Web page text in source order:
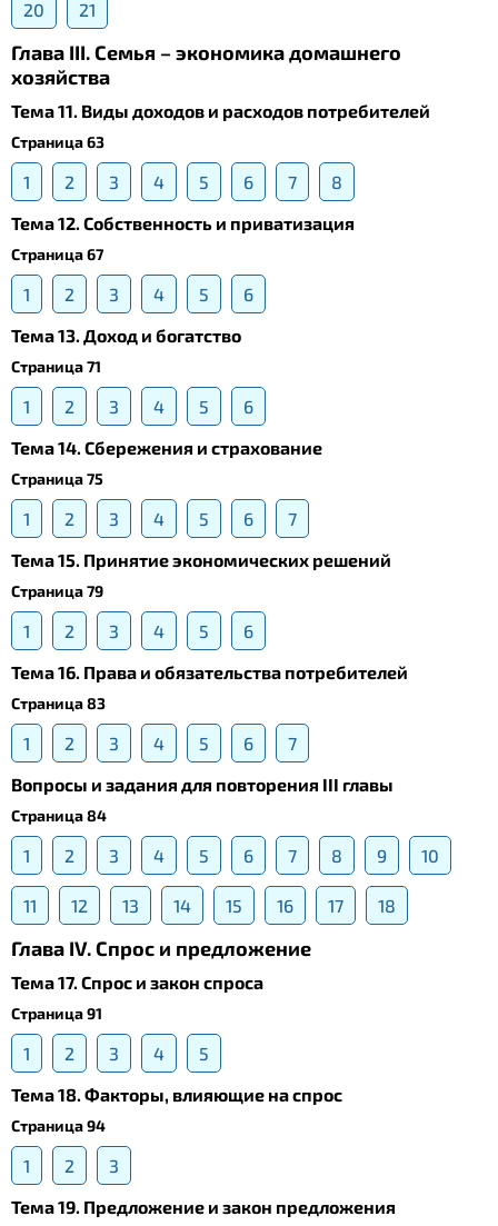
20 21
Глава III. Семья – экономика домашнего
хозяйства
Тема 11. Виды доходов и расходов потребителей
Страница 63
1 2 3 4 5 6 7
8
Тема 12. Собственность и приватизация
Страница 67
1 2 3 4 5
6
Тема 13. Доход и богатство
Страница 71
1 2 3 4 5
6
Тема 14. Сбережения и страхование
Страница 75
1 2 3 4 5 6
7
Тема 15. Принятие экономических решений
Страница 79
1 2 3 4 5
6
Тема 16. Права и обязательства потребителей
Страница 83
1 2 3 4 5 6
7
Вопросы и задания для повторения III главы
Страница 84
1 2 3 4 5 6 7 8 9 10
11 12 13 14 15 16 17 18
Глава IV. Спрос и предложение
Тема 17. Спрос и закон спроса
Страница 91
1 2 3 4
5
Тема 18. Факторы, влияющие на спрос
Страница 94
1 2
3
Тема 19. Предложение и закон предложения